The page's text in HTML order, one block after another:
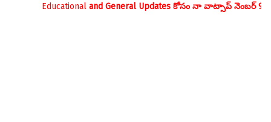
and General Updates కోసం నా వాట్సాప్ నెంబర్ 9390696970 ను